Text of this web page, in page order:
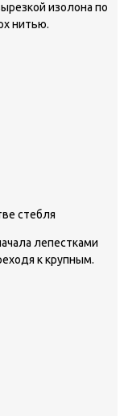
изолона по
нитью.
стебля
лепестками
к крупным.